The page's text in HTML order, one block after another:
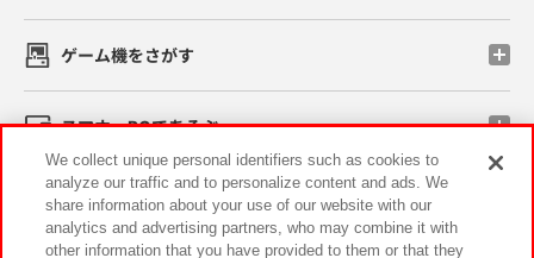
ゲーム機をさがす
スマホ・PCであそぶ
イベント・キャンペーン
We collect unique personal identifiers such as cookies to
analyze our traffic and to personalize content and ads. We
share information about your use of our website with our
analytics and advertising partners, who may combine it with
other information that you have provided to them or that they